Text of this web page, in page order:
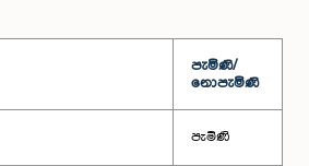
පැමිණි/
නොපැමිණි
පැමිණි